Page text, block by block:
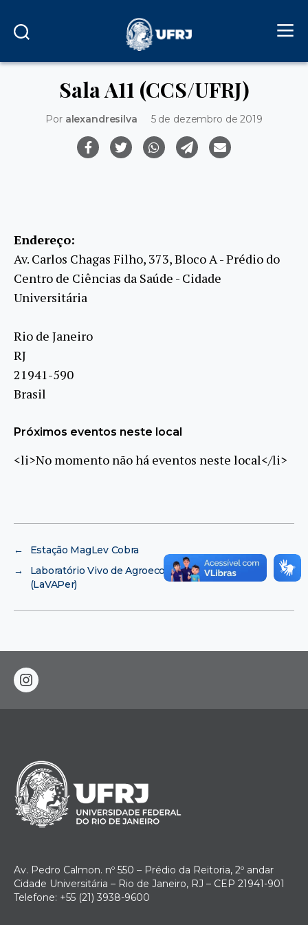
Sala A11 (CCS/UFRJ)
Por alexandresilva 5 de dezembro de 2019
Endereço:
Av. Carlos Chagas Filho, 373, Bloco A - Prédio do
Centro de Ciências da Saúde - Cidade
Universitária
Rio de Janeiro
RJ
21941-590
Brasil
Próximos eventos neste local
<li>No momento não há eventos neste local</li>
←
Estação MagLev Cobra
→
Laboratório Vivo de Agroecologia e Permacultura
(LaVAPer)
instagram
Av. Pedro Calmon. nº 550 – Prédio da Reitoria, 2º andar
Cidade Universitária – Rio de Janeiro, RJ – CEP 21941-901
Telefone: +55 (21) 3938-9600